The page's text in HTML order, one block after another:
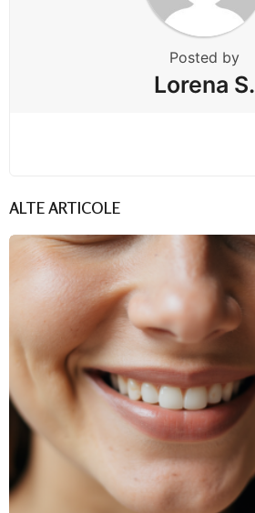
Posted by
Lorena S.
ALTE ARTICOLE